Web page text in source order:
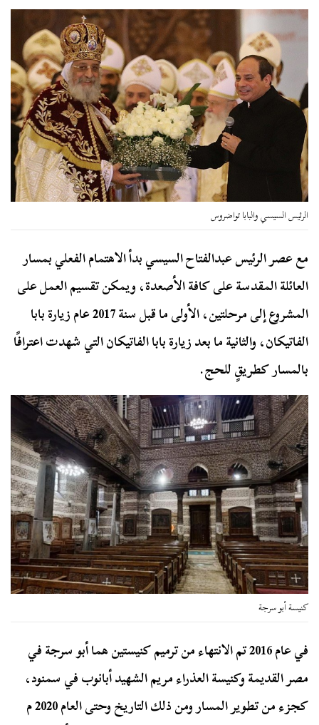
الرئيس السيسي والبابا تواضروس
مع عصر الرئيس عبدالفتاح السيسي بدأ الاهتمام الفعلي بمسار
العائلة المقدسة على كافة الأصعدة، ويمكن تقسيم العمل على
المشروع إلى مرحلتين، الأولى ما قبل سنة 2017 عام زيارة بابا
الفاتيكان، والثانية ما بعد زيارة بابا الفاتيكان التي شهدت اعترافًا
بالمسار كطريقٍ للحج.
كنيسة أبو سرجة
في عام 2016 تم الانتهاء من ترميم كنيستين هما أبو سرجة في
مصر القديمة وكنيسة العذراء مريم الشهيد أبانوب في سمنود،
كجزء من تطوير المسار ومن ذلك التاريخ وحتى العام 2020 م